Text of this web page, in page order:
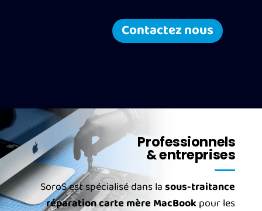
Contactez nous
Professionnels
& entreprises
SoroS est spécialisé dans lasous-traitance
réparation carte mère MacBook pour les